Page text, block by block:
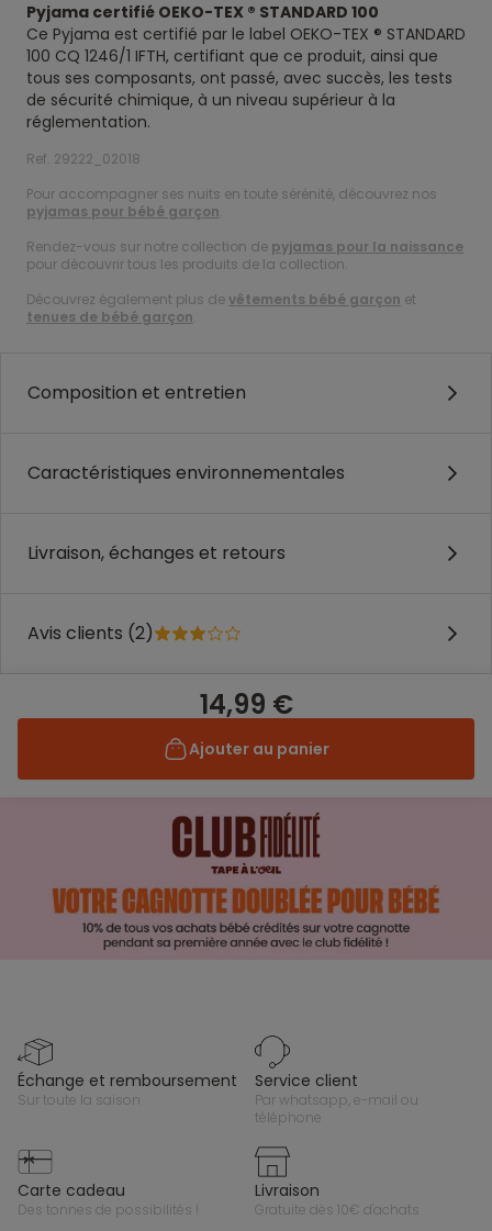
Pyjama certifié OEKO-TEX ® STANDARD 100
Ce Pyjama est certifié par le label OEKO-TEX ® STANDARD
100 CQ 1246/1 IFTH, certifiant que ce produit, ainsi que
tous ses composants, ont passé, avec succès, les tests
de sécurité chimique, à un niveau supérieur à la
réglementation.
Ref. 29222_02018
Pour accompagner ses nuits en toute sérénité, découvrez nos
pyjamas pour bébé garçon.
Rendez-vous sur notre collection de pyjamas pour la naissance
pour découvrir tous les produits de la collection.
Découvrez également plus devêtements bébé garçon et
tenues de bébé garçon.
Composition et entretien
Caractéristiques environnementales
Livraison, échanges et retours
Avis clients (2)
14,99 €
Ajouter au panier
échange et remboursement
sur toute la saison
service client
par whatsapp, e-mail ou
téléphone
carte cadeau
des tonnes de possibilités !
livraison
gratuite dès 10€ d'achats